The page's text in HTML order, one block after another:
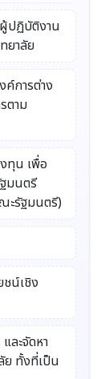
ปฏิบัติงาน
ยาลัย
การต่าง
ตาม
ทุน เพื่อ
มนตรี
ะรัฐมนตรี)
น์เชิง
ละจัดหา
ย ทั้งที่เป็น